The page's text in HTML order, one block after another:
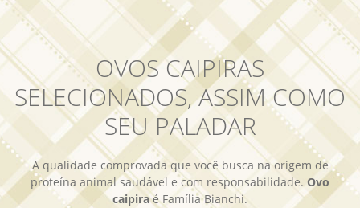
OVOS CAIPIRAS
SELECIONADOS, ASSIM COMO
SEU PALADAR
A qualidade comprovada que você busca na origem de
proteína animal saudável e com responsabilidade. Ovo
caipiraé Família Bianchi.